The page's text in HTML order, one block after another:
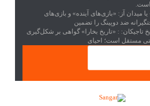
است.
میدان آز : «بازی‌های آینده» و بازی‌های
ضد دوپینگ را تضمین
تاجیکان: : «تاریخ بخارا» گواهی بر شکل‌گیری
مستقل است؛ احیای